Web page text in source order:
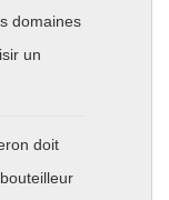
domaines
un
doit